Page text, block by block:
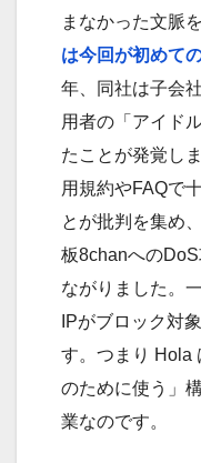
まなかった文脈
は今回が初めて
年、同社は子会
用者の「アイド
たことが発覚し
用規約やFAQで
とが批判を集め
板8chanへの
ながりました。
IPがブロック対
す。つまり Hola
のために使う」
業なのです。